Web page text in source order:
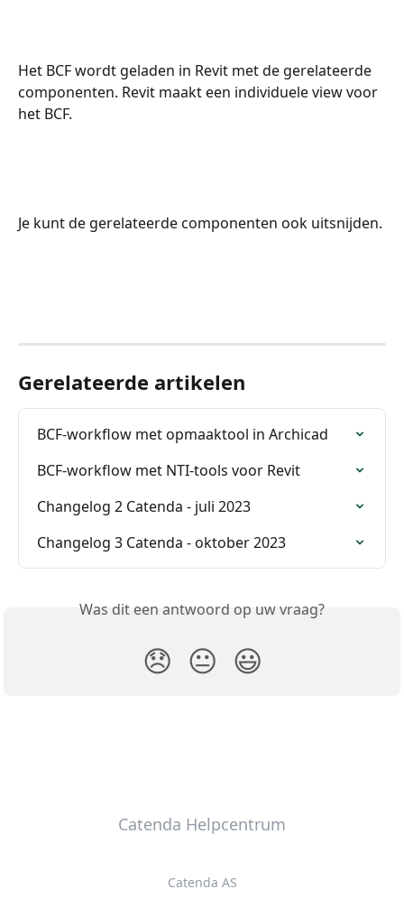
Het BCF wordt geladen in Revit met de gerelateerde
componenten. Revit maakt een individuele view voor
het BCF.
Je kunt de gerelateerde componenten ook uitsnijden.
Gerelateerde artikelen
BCF-workflow met opmaaktool in Archicad
BCF-workflow met NTI-tools voor Revit
Changelog 2 Catenda - juli 2023
Changelog 3 Catenda - oktober 2023
Was dit een antwoord op uw vraag?
😞 😐 😃
Catenda Helpcentrum
Catenda AS